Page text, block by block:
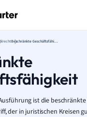
Beschränkte Geschäftsfähigkeit
ist die
der in juristischen Kreisen